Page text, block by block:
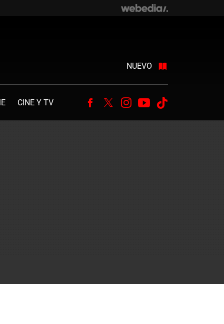
NUEVO
CINE Y TV Facebook
TwitterInstagram
Youtube